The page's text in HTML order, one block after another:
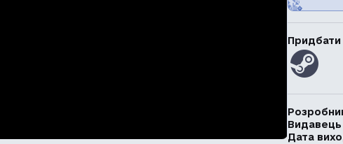
Придбати
Видавець
Дата